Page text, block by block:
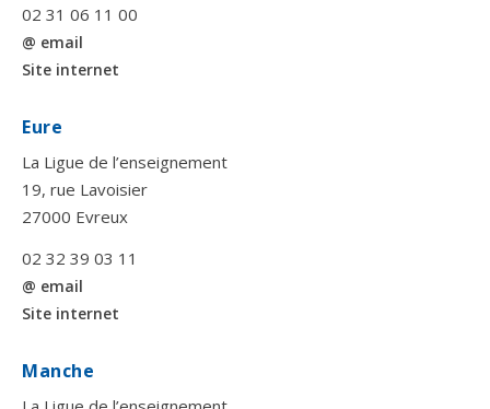
02 31 06 11 00
@ email
Site internet
Eure
La Ligue de l’enseignement
19, rue Lavoisier
27000 Evreux
02 32 39 03 11
@ email
Site internet
Manche